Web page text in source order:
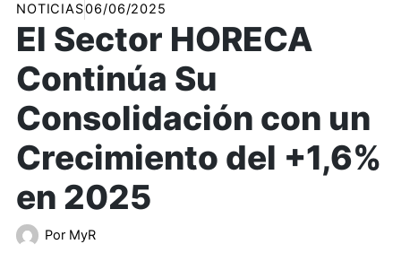
NOTICIAS06/06/2025
El Sector HORECA
Continúa Su
Consolidación con un
Crecimiento del +1,6%
en 2025
Por MyR